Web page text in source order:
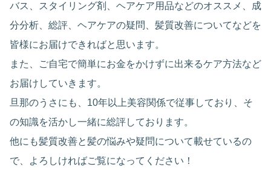
バス、スタイリング剤、ヘアケア用品などのオススメ、成
分分析、総評、ヘアケアの疑問、髪質改善についてなどを
皆様にお届けできればと思います。
また、ご自宅で簡単にお金をかけずに出来るケア方法など
お届けしていきます。
旦那のうさにも、10年以上美容関係で従事しており、そ
の知識を活かし一緒に総評しております。
他にも髪質改善と髪の悩みや疑問について載せているの
で、よろしければご覧になってください！